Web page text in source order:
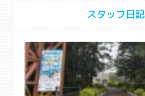
スタッフ日記